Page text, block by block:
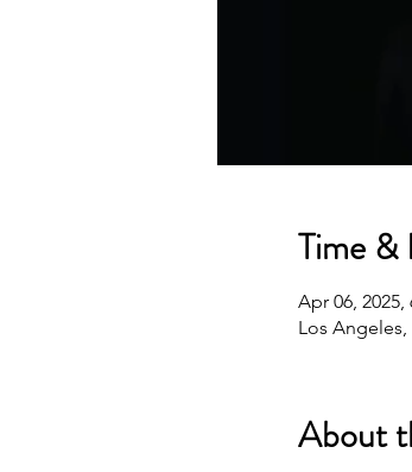
Time &
Apr 06, 2025,
Los Angeles,
About